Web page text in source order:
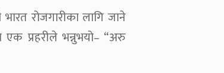
रोजगारीका लागि जाने
एक प्रहरीले भन्नुभयो– “अरु